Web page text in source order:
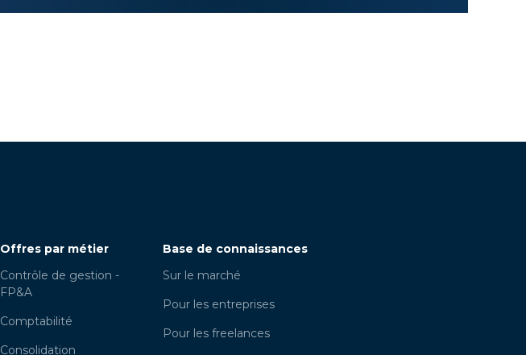
Offres par métier
Contrôle de gestion -
FP&A
Comptabilité
Consolidation
Base de connaissances
Sur le marché
Pour les entreprises
Pour les freelances